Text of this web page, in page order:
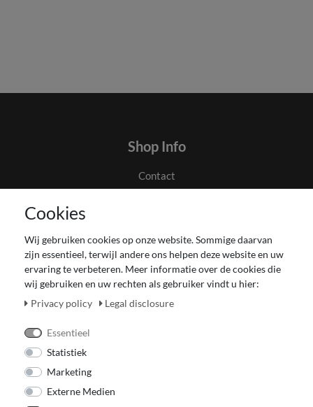
Shop Info
Contact
Impressum
Herroepingsrecht voor verbruiker
Betaling en levering
Onze Fashion Store
Cookies
Wij gebruiken cookies op onze website. Sommige daarvan
zijn essentieel, terwijl andere ons helpen deze website en uw
ervaring te verbeteren. Meer informatie over de cookies die
wij gebruiken en uw rechten als gebruiker vindt u hier:
Privacy policy
Legal disclosure
Essentieel
Statistiek
Marketing
Externe Medien